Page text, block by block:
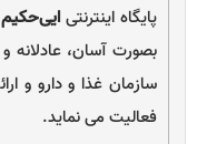
پایگاه اینترنتیایی‌حکیم
بصورت آسان، عادلانه
سازمان غذا و دارو و
فعالیت می نماید.